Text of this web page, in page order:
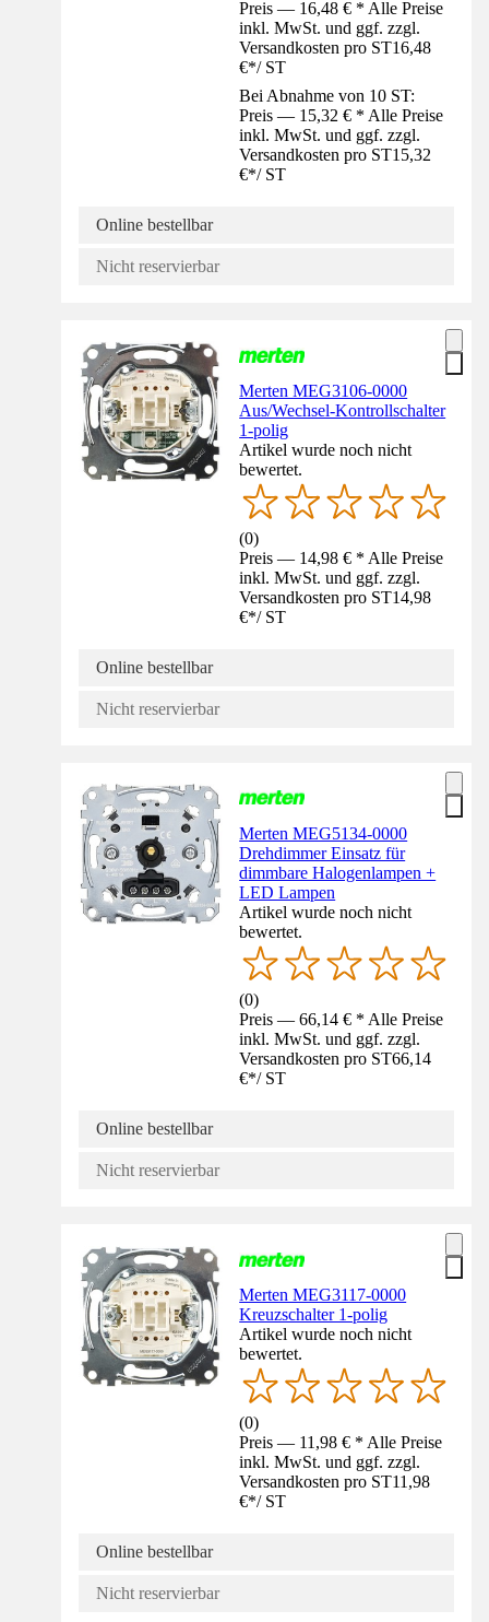
Preis — 16,48 € * Alle Preise
inkl. MwSt. und ggf. zzgl.
Versandkosten pro ST16,48
€*/ ST
Bei Abnahme von 10 ST:
Preis — 15,32 € * Alle Preise
inkl. MwSt. und ggf. zzgl.
Versandkosten pro ST15,32
€*/ ST
Online bestellbar
Nicht reservierbar
Merten MEG3106-0000
Aus/Wechsel-Kontrollschalter
1-polig
Artikel wurde noch nicht
bewertet.
(0)
Preis — 14,98 € * Alle Preise
inkl. MwSt. und ggf. zzgl.
Versandkosten pro ST14,98
€*/ ST
Online bestellbar
Nicht reservierbar
Merten MEG5134-0000
Drehdimmer Einsatz für
dimmbare Halogenlampen +
LED Lampen
Artikel wurde noch nicht
bewertet.
(0)
Preis — 66,14 € * Alle Preise
inkl. MwSt. und ggf. zzgl.
Versandkosten pro ST66,14
€*/ ST
Online bestellbar
Nicht reservierbar
Merten MEG3117-0000
Kreuzschalter 1-polig
Artikel wurde noch nicht
bewertet.
(0)
Preis — 11,98 € * Alle Preise
inkl. MwSt. und ggf. zzgl.
Versandkosten pro ST11,98
€*/ ST
Online bestellbar
Nicht reservierbar